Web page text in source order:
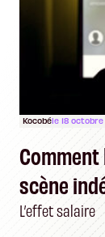
Kocobéle 18
Comment
scène
L’effet salaire